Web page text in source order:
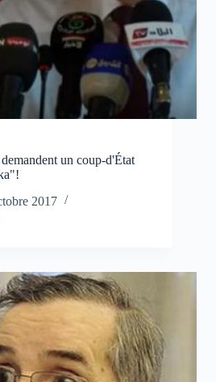
un coup-d'État
2017